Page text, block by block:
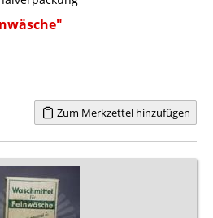
Zum Merkzettel hinzufügen